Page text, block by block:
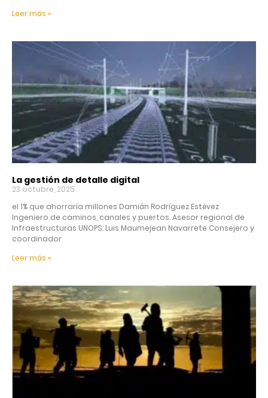
Leer más »
La gestión de detalle digital
23 octubre, 2025
el 1% que ahorraría millones Damián Rodríguez Estévez
Ingeniero de caminos, canales y puertos. Asesor regional de
Infraestructuras UNOPS. Luis Maumejean Navarrete Consejero y
coordinador
Leer más »